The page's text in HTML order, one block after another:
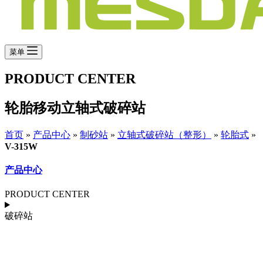
菜单
PRODUCT CENTER
轮胎移动立轴式破碎站
首页 » 产品中心 » 制砂站 » 立轴式破碎站（整形） » 轮胎式 »
V-315W
产品中心
PRODUCT CENTER
破碎站